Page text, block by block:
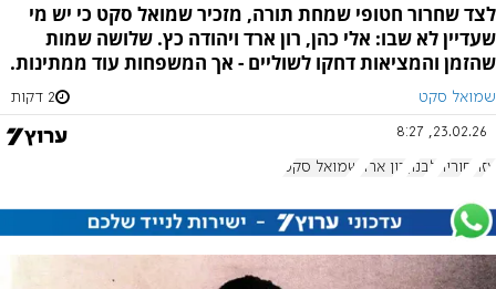
לצד שחרור חטופי שמחת תורה, מזכיר שמואל סקט כי יש מי
שעדיין לא שבו: אלי כהן, רון ארד ויהודה כץ. שלושה שמות
שהזמן והמציאות דחקו לשוליים - אך המשפחות עוד ממתינות.
שמואל סקט 2 דקות
23.02.26, 8:27
עזה סוריה לבנון רון ארד שמואל סקט